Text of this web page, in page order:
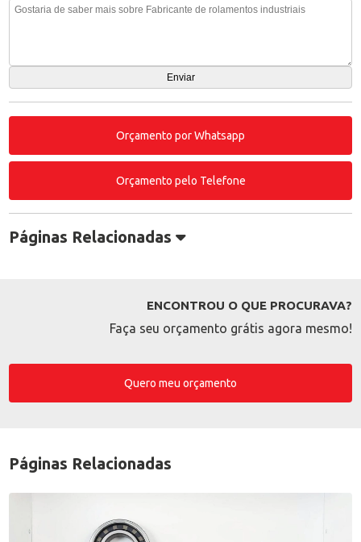
Orçamento por Whatsapp
Orçamento pelo Telefone
Páginas Relacionadas
ENCONTROU O QUE PROCURAVA?
Faça seu orçamento grátis agora mesmo!
Quero meu orçamento
Páginas Relacionadas